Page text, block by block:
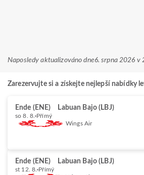
Naposledy aktualizováno dne6. srpna 2026 v
Zarezervujte si a získejte nejlepší nabídky
Ende (ENE) Labuan Bajo (LBJ)
so 8. 8. Přímý
Wings Air
Ende (ENE) Labuan Bajo (LBJ)
st 12. 8. Přímý